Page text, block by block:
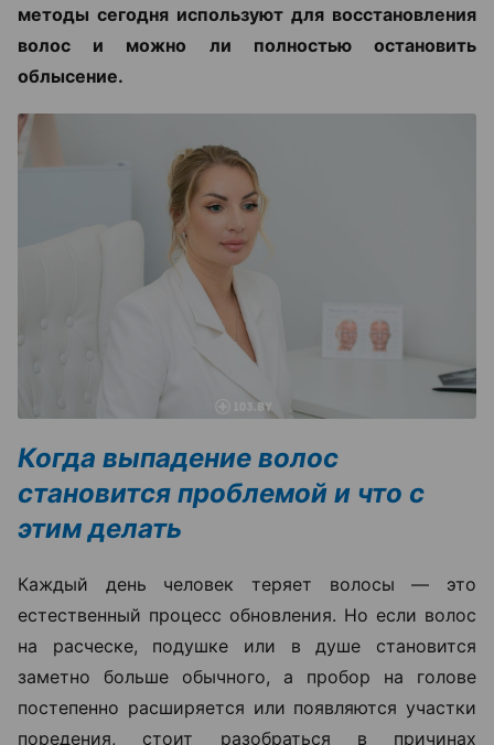
методы сегодня используют для восстановления
волос и можно ли полностью остановить
облысение.
Когда выпадение волос
становится проблемой и что с
этим делать
Каждый день человек теряет волосы — это
естественный процесс обновления. Но если волос
на расческе, подушке или в душе становится
заметно больше обычного, а пробор на голове
постепенно расширяется или появляются участки
поредения, стоит разобраться в причинах